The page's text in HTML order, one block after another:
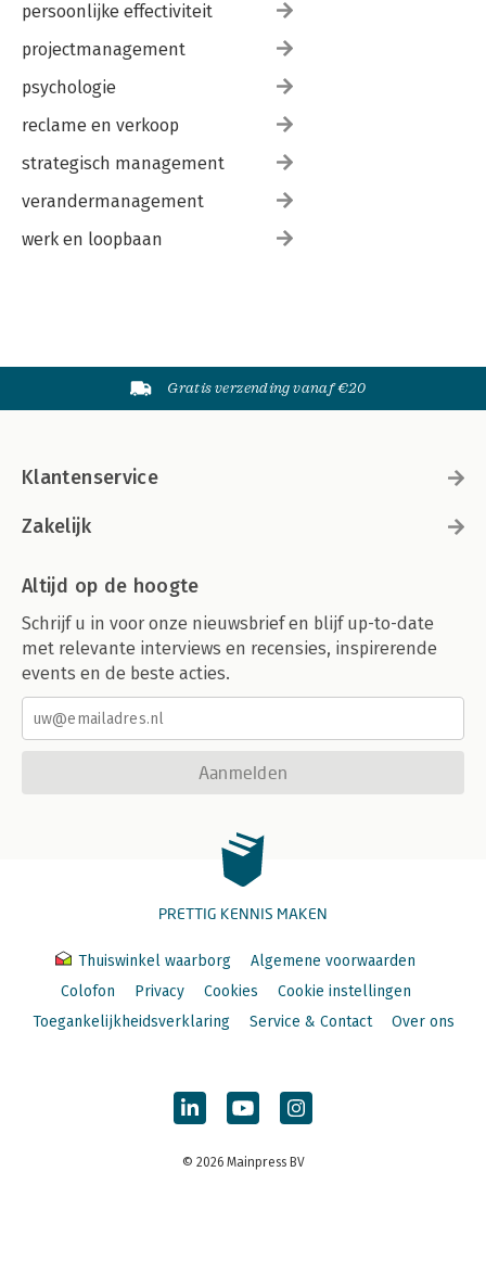
persoonlijke effectiviteit
projectmanagement
psychologie
reclame en verkoop
strategisch management
verandermanagement
werk en loopbaan
Gratis verzending vanaf €20
Klantenservice
Zakelijk
Altijd op de hoogte
Schrijf u in voor onze nieuwsbrief en blijf up-to-date
met relevante interviews en recensies, inspirerende
events en de beste acties.
Aanmelden
PRETTIG KENNIS MAKEN
Thuiswinkel waarborg
Algemene voorwaarden
Colofon
Privacy Cookies
Cookie instellingen
Toegankelijkheidsverklaring
Service & Contact Over ons
© 2026 Mainpress BV